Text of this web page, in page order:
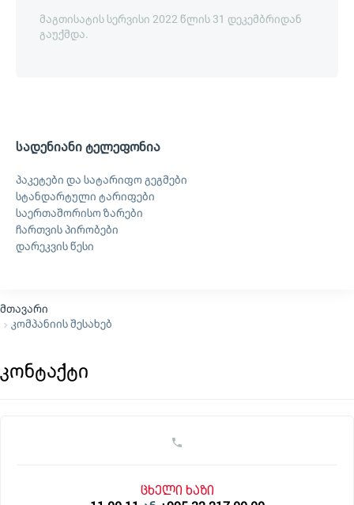
მაგთისატის სერვისი 2022 წლის 31 დეკემბრიდან
გაუქმდა.
სადენიანი ტელეფონია
პაკეტები და სატარიფო გეგმები
სტანდარტული ტარიფები
საერთაშორისო ზარები
ჩართვის პირობები
დარეკვის წესი
მთავარი
კომპანიის შესახებ
კონტაქტი
ცხელი ხაზი